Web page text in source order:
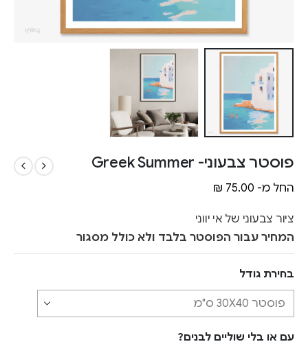
פוסטר צבעוני- Greek Summer
החל מ- ₪ 75.00
ציור צבעוני של אי יווני
המחיר עבור הפוסטר בלבד ולא כולל מסגור
בחירת גודל
עם או בלי שוליים לבנים?